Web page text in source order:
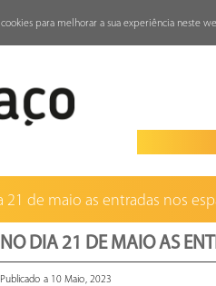
21 de maio as entradas nos
NO DIA 21 DE MAIO AS
Publicado a 10 Maio, 2023
para melhorar a sua experiência neste